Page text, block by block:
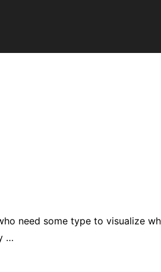
need some type to visualize
…